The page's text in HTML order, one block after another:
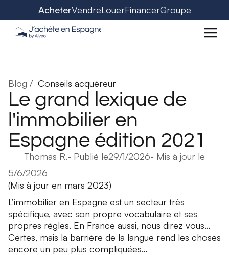
AcheterVendreLouerFinancerGroupe
Blog / Conseils acquéreur
Le grand lexique de
l'immobilier en
Espagne édition 2021
Thomas R.- Publié le29/1/2026- Mis à jour le
5/6/2026
(Mis à jour en mars 2023)
L’immobilier en Espagne est un secteur très
spécifique, avec son propre vocabulaire et ses
propres règles. En France aussi, nous direz vous…
Certes, mais la barrière de la langue rend les choses
encore un peu plus compliquées…